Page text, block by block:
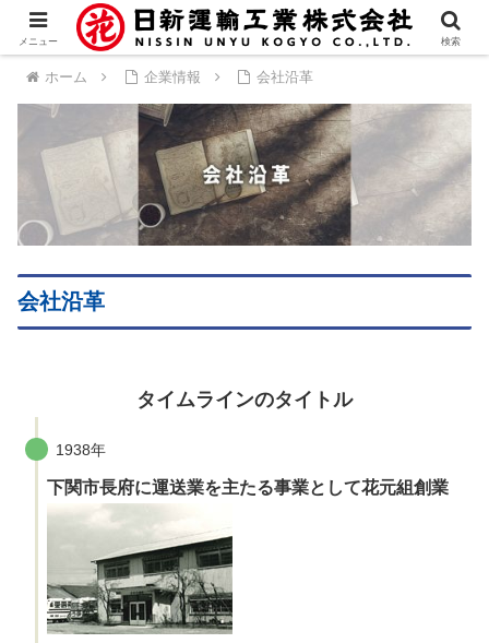
ホーム 企業情報 会社沿革
会社沿革
タイムラインのタイトル
1938年
下関市長府に運送業を主たる事業として花元組創業
メニュー 検索